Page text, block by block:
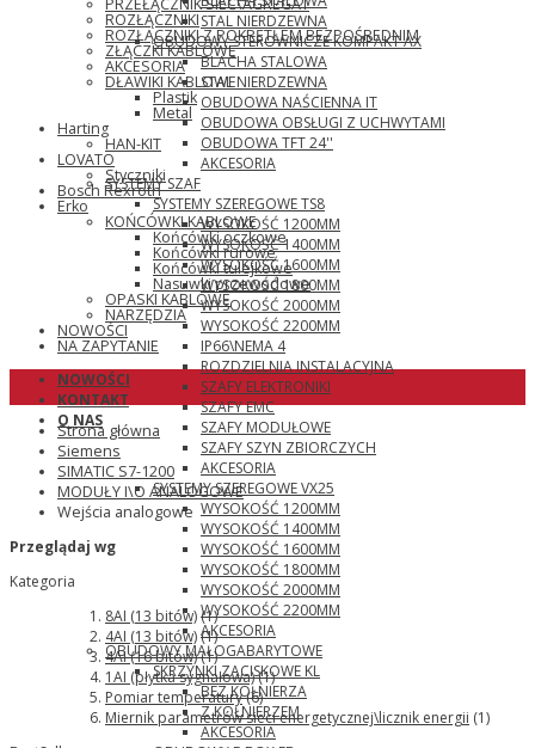
STAL NIERDZEWNA
OBUDOWY STEROWNICZE KOMPAKT AX
BLACHA STALOWA
STAL NIERDZEWNA
OBUDOWA NAŚCIENNA IT
OBUDOWA OBSŁUGI Z UCHWYTAMI
OBUDOWA TFT 24''
AKCESORIA
SYSTEMY SZAF
SYSTEMY SZEREGOWE TS8
WYSOKOŚĆ 1200MM
WYSOKOŚĆ 1400MM
WYSOKOŚĆ 1600MM
WYSOKOŚĆ 1800MM
WYSOKOŚĆ 2000MM
WYSOKOŚĆ 2200MM
IP66\NEMA 4
ROZDZIELNIA INSTALACYJNA
SZAFY ELEKTRONIKI
SZAFY EMC
SZAFY MODUŁOWE
SZAFY SZYN ZBIORCZYCH
AKCESORIA
SYSTEMY SZEREGOWE VX25
WYSOKOŚĆ 1200MM
WYSOKOŚĆ 1400MM
WYSOKOŚĆ 1600MM
WYSOKOŚĆ 1800MM
WYSOKOŚĆ 2000MM
WYSOKOŚĆ 2200MM
AKCESORIA
OBUDOWY MAŁOGABARYTOWE
SKRZYNKI ZACISKOWE KL
BEZ KOŁNIERZA
Z KOŁNIERZEM
AKCESORIA
PRZEŁĄCZNIK SIEĆ\AGREGAT
ROZŁĄCZNIKI
ROZŁĄCZNIKI Z POKRĘTŁEM BEZPOŚREDNIM
ZŁĄCZKI KABLOWE
AKCESORIA
DŁAWIKI KABLOWE
Plastik
Metal
Harting
HAN-KIT
LOVATO
Styczniki
Bosch Rexroth
Erko
KOŃCÓWKI KABLOWE
Końcówki oczkowe
Końcówki rurowe
Końcówki tulejkowe
Nasuwki przewodowe
OPASKI KABLOWE
NARZĘDZIA
NOWOŚCI
NA ZAPYTANIE
NOWOŚCI
KONTAKT
O NAS
Strona główna
Siemens
SIMATIC S7-1200
MODUŁY I\O ANALOGOWE
Wejścia analogowe
Przeglądaj wg
Kategoria
8AI (13 bitów)(1)
4AI (13 bitów)(1)
4AI (16 bitów)(1)
1AI (płytka sygnałowa)(1)
Pomiar temperatury(6)
Miernik parametrów sieci energetycznej\licznik energii (1)